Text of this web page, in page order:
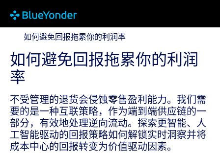
如何避免回报拖累你的利润率
如何避免回报拖累你的利润率
如何避免回报拖累你的利润
率
不受管理的退货会侵蚀零售盈利能力。我们需
要的是一种互联策略，作为端到端供应链的一
部分，有效地处理逆向流动。探索更智能、人
工智能驱动的回报策略如何解锁实时洞察并将
成本中心的回报转变为价值驱动因素。